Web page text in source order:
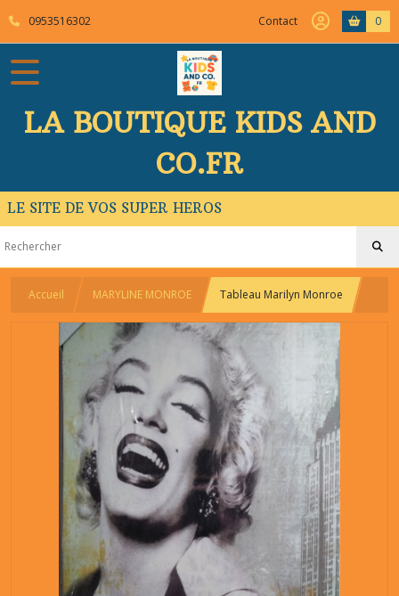
0953516302 Contact 0
LA BOUTIQUE KIDS AND
CO.FR
LE SITE DE VOS SUPER HEROS
Accueil MARYLINE MONROE Tableau Marilyn Monroe